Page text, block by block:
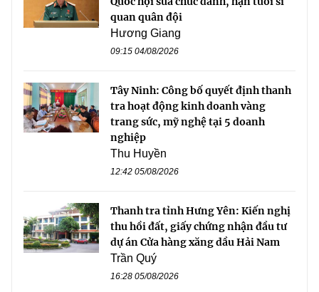
quan quân đội
Hương Giang
09:15 04/08/2026
Tây Ninh: Công bố quyết định thanh
tra hoạt động kinh doanh vàng
trang sức, mỹ nghệ tại 5 doanh
nghiệp
Thu Huyền
12:42 05/08/2026
Thanh tra tỉnh Hưng Yên: Kiến nghị
thu hồi đất, giấy chứng nhận đầu tư
dự án Cửa hàng xăng dầu Hải Nam
Trần Quý
16:28 05/08/2026